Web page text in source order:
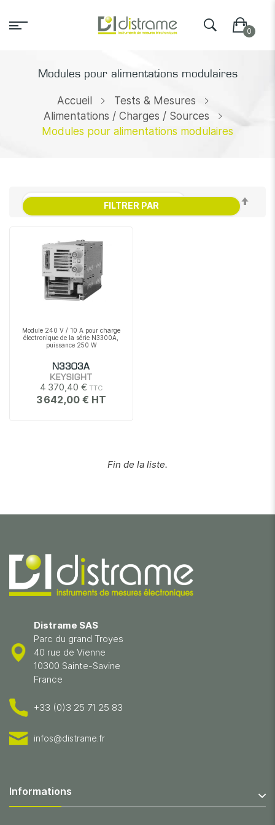
Modules pour alimentations modulaires
Accueil
Tests & Mesures
Alimentations / Charges / Sources
Modules pour alimentations modulaires
Module 240 V / 10 A pour charge
électronique de la série N3300A,
puissance 250 W
N3303A
KEYSIGHT
4 370,40 €
3 642,00 €
Fin de la liste.
FILTRER PAR
Distrame SAS
Parc du grand Troyes
40 rue de Vienne
10300 Sainte-Savine
France
+33 (0)3 25 71 25 83
infos@distrame.fr
Informations